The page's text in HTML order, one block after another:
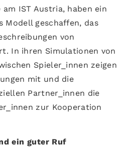
IST Austria, haben ein
Modell geschaffen, das
von
In ihren Simulationen von
Spieler_innen zeigen
mit und die
Partner_innen die
zur Kooperation
ein guter Ruf